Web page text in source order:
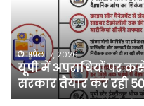
योगी
में
कांग्रेस
नेता
पवन
खेड़ा
को
एक
अप्रैल 10,
असम में
सप्ताह